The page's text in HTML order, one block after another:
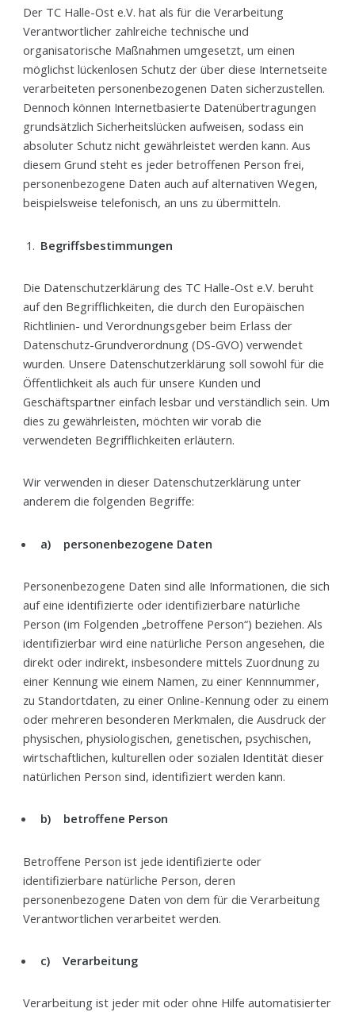
Der TC Halle-Ost e.V. hat als für die Verarbeitung
Verantwortlicher zahlreiche technische und
organisatorische Maßnahmen umgesetzt, um einen
möglichst lückenlosen Schutz der über diese Internetseite
verarbeiteten personenbezogenen Daten sicherzustellen.
Dennoch können Internetbasierte Datenübertragungen
grundsätzlich Sicherheitslücken aufweisen, sodass ein
absoluter Schutz nicht gewährleistet werden kann. Aus
diesem Grund steht es jeder betroffenen Person frei,
personenbezogene Daten auch auf alternativen Wegen,
beispielsweise telefonisch, an uns zu übermitteln.
Begriffsbestimmungen
Die Datenschutzerklärung des TC Halle-Ost e.V. beruht
auf den Begrifflichkeiten, die durch den Europäischen
Richtlinien- und Verordnungsgeber beim Erlass der
Datenschutz-Grundverordnung (DS-GVO) verwendet
wurden. Unsere Datenschutzerklärung soll sowohl für die
Öffentlichkeit als auch für unsere Kunden und
Geschäftspartner einfach lesbar und verständlich sein. Um
dies zu gewährleisten, möchten wir vorab die
verwendeten Begrifflichkeiten erläutern.
Wir verwenden in dieser Datenschutzerklärung unter
anderem die folgenden Begriffe:
a) personenbezogene Daten
Personenbezogene Daten sind alle Informationen, die sich
auf eine identifizierte oder identifizierbare natürliche
Person (im Folgenden „betroffene Person“) beziehen. Als
identifizierbar wird eine natürliche Person angesehen, die
direkt oder indirekt, insbesondere mittels Zuordnung zu
einer Kennung wie einem Namen, zu einer Kennnummer,
zu Standortdaten, zu einer Online-Kennung oder zu einem
oder mehreren besonderen Merkmalen, die Ausdruck der
physischen, physiologischen, genetischen, psychischen,
wirtschaftlichen, kulturellen oder sozialen Identität dieser
natürlichen Person sind, identifiziert werden kann.
b) betroffene Person
Betroffene Person ist jede identifizierte oder
identifizierbare natürliche Person, deren
personenbezogene Daten von dem für die Verarbeitung
Verantwortlichen verarbeitet werden.
c) Verarbeitung
Verarbeitung ist jeder mit oder ohne Hilfe automatisierter